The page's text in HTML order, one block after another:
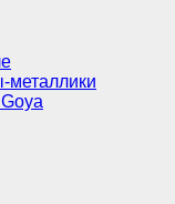
металлики